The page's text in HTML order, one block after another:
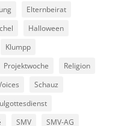
Elternbeirat
Halloween
Klumpp
Projektwoche
Religion
Schauz
SMV
SMV-AG